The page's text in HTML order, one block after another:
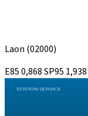
Laon (02000)
E850,868SP95 1,938